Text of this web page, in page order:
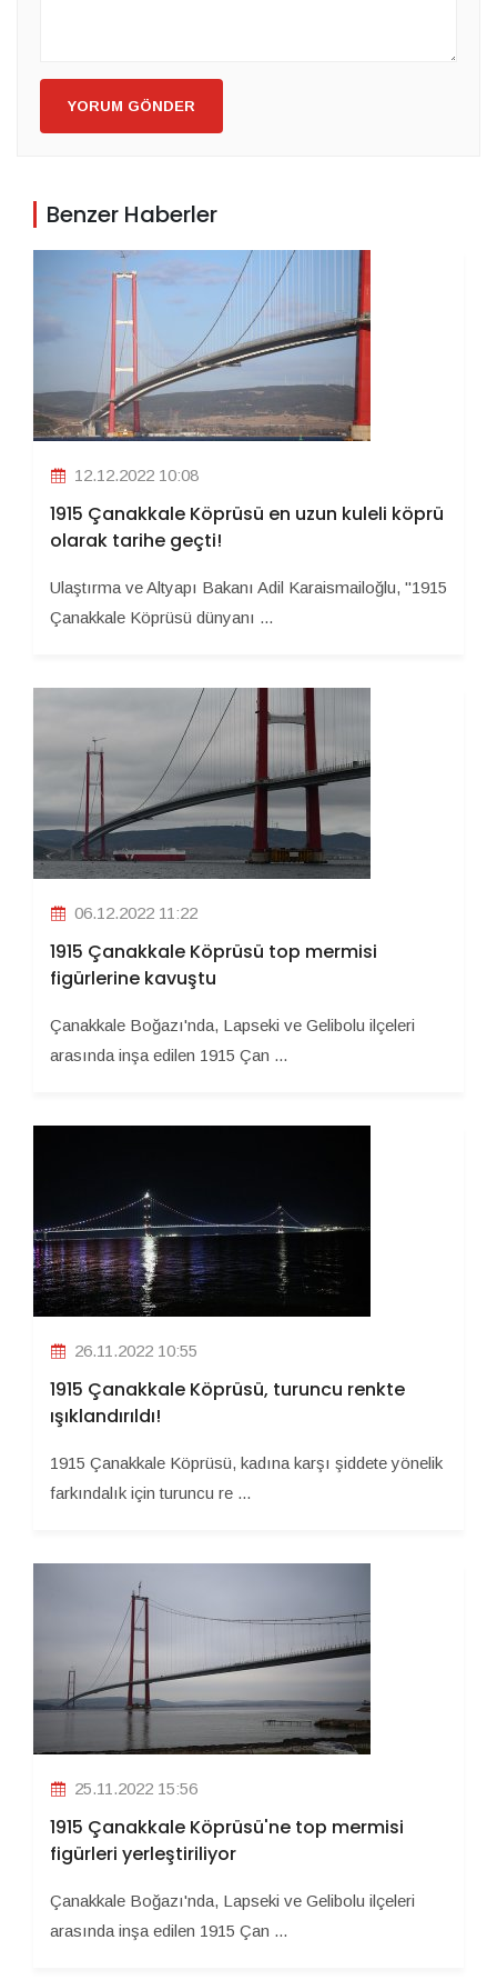
YORUM GÖNDER
Benzer Haberler
12.12.2022 10:08
1915 Çanakkale Köprüsü en uzun kuleli köprü
olarak tarihe geçti!
Ulaştırma ve Altyapı Bakanı Adil Karaismailoğlu, "1915
Çanakkale Köprüsü dünyanı ...
06.12.2022 11:22
1915 Çanakkale Köprüsü top mermisi
figürlerine kavuştu
Çanakkale Boğazı'nda, Lapseki ve Gelibolu ilçeleri
arasında inşa edilen 1915 Çan ...
26.11.2022 10:55
1915 Çanakkale Köprüsü, turuncu renkte
ışıklandırıldı!
1915 Çanakkale Köprüsü, kadına karşı şiddete yönelik
farkındalık için turuncu re ...
25.11.2022 15:56
1915 Çanakkale Köprüsü'ne top mermisi
figürleri yerleştiriliyor
Çanakkale Boğazı'nda, Lapseki ve Gelibolu ilçeleri
arasında inşa edilen 1915 Çan ...